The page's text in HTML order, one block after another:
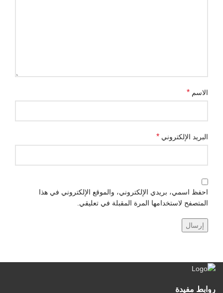
الاسم *
البريد الإلكتروني *
احفظ اسمي، بريدي الإلكتروني، والموقع الإلكتروني في هذا
المتصفح لاستخدامها المرة المقبلة في تعليقي.
روابط مفيدة